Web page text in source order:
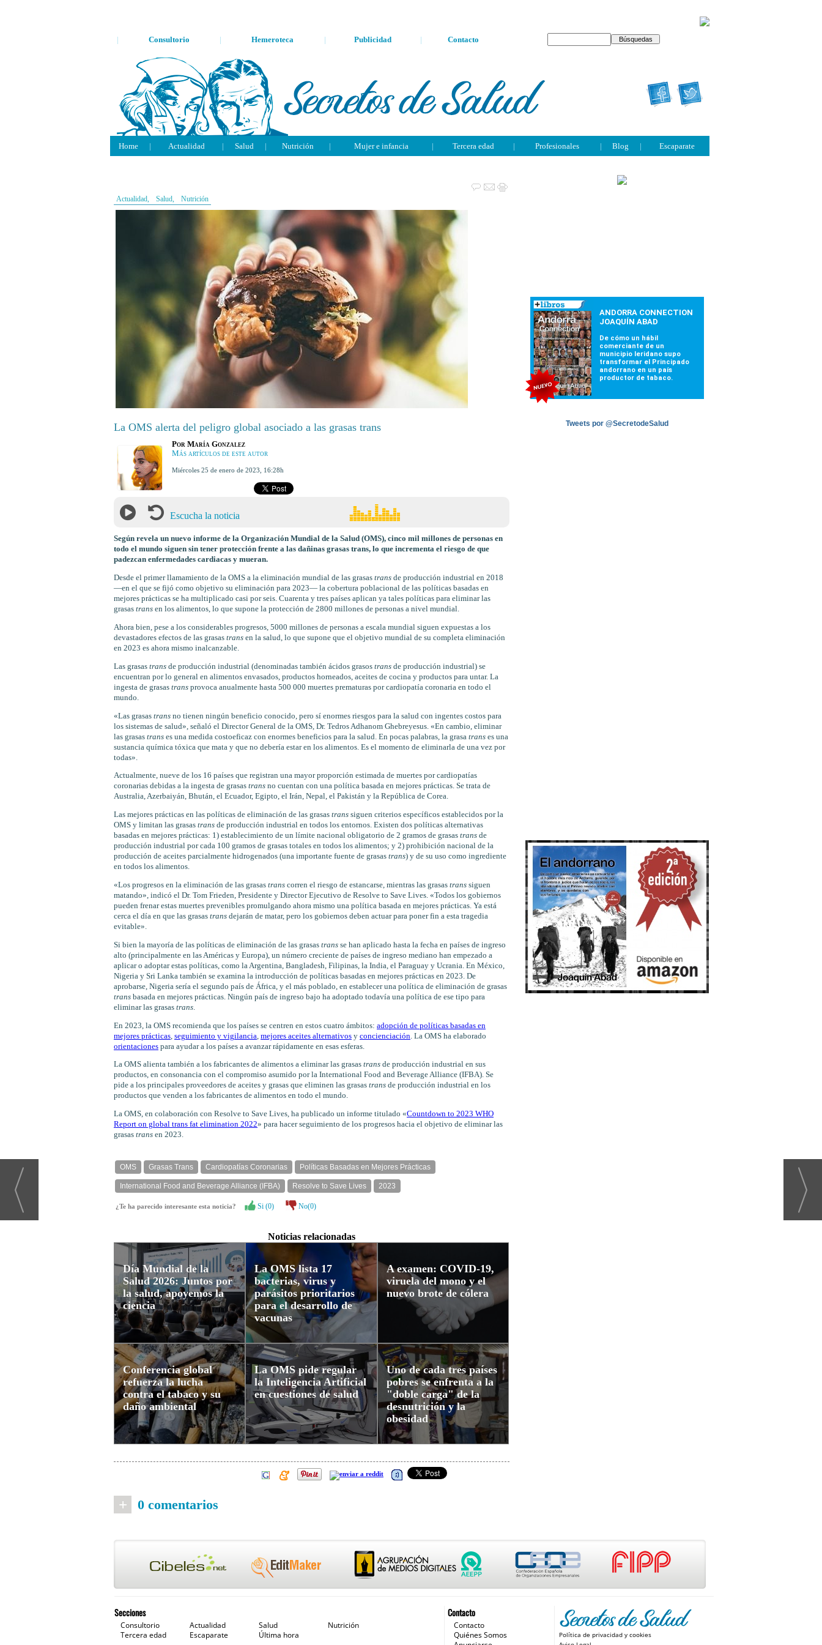
| Consultorio | Hemeroteca | Publicidad | Contacto
Home | Actualidad | Salud | Nutrición | Mujer e infancia | Tercera edad | Profesionales | Blog | Escaparate
Actualidad, Salud, Nutrición
La OMS alerta del peligro global asociado a las grasas trans
PorMaría Gonzalez
Más artículos de este autor
miércoles 25 de enero de 2023 16:28h
Escucha la noticia
Según revela un nuevo informe de la Organización Mundial de la Salud (OMS), cinco mil millones de personas en
todo el mundo siguen sin tener protección frente a las dañinas grasas trans, lo que incrementa el riesgo de que
padezcan enfermedades cardiacas y mueran.
Desde el primer llamamiento de la OMS a la eliminación mundial de las grasas trans de producción industrial en 2018
—en el que se fijó como objetivo su eliminación para 2023— la cobertura poblacional de las políticas basadas en
mejores prácticas se ha multiplicado casi por seis. Cuarenta y tres países aplican ya tales políticas para eliminar las
grasas trans en los alimentos, lo que supone la protección de 2800 millones de personas a nivel mundial.
Ahora bien, pese a los considerables progresos, 5000 millones de personas a escala mundial siguen expuestas a los
devastadores efectos de las grasas trans en la salud, lo que supone que el objetivo mundial de su completa eliminación
en 2023 es ahora mismo inalcanzable.
Las grasas trans de producción industrial (denominadas también ácidos grasos trans de producción industrial) se
encuentran por lo general en alimentos envasados, productos horneados, aceites de cocina y productos para untar. La
ingesta de grasas trans provoca anualmente hasta 500 000 muertes prematuras por cardiopatía coronaria en todo el
mundo.
«Las grasas trans no tienen ningún beneficio conocido, pero sí enormes riesgos para la salud con ingentes costos para
los sistemas de salud», señaló el Director General de la OMS, Dr. Tedros Adhanom Ghebreyesus. «En cambio, eliminar
las grasas trans es una medida costoeficaz con enormes beneficios para la salud. En pocas palabras, la grasa trans es una
sustancia química tóxica que mata y que no debería estar en los alimentos. Es el momento de eliminarla de una vez por
todas».
Actualmente, nueve de los 16 países que registran una mayor proporción estimada de muertes por cardiopatías
coronarias debidas a la ingesta de grasas trans no cuentan con una política basada en mejores prácticas. Se trata de
Australia, Azerbaiyán, Bhután, el Ecuador, Egipto, el Irán, Nepal, el Pakistán y la República de Corea.
Las mejores prácticas en las políticas de eliminación de las grasas trans siguen criterios específicos establecidos por la
OMS y limitan las grasas trans de producción industrial en todos los entornos. Existen dos políticas alternativas
basadas en mejores prácticas: 1) establecimiento de un límite nacional obligatorio de 2 gramos de grasas trans de
producción industrial por cada 100 gramos de grasas totales en todos los alimentos; y 2) prohibición nacional de la
producción de aceites parcialmente hidrogenados (una importante fuente de grasas trans) y de su uso como ingrediente
en todos los alimentos.
«Los progresos en la eliminación de las grasas trans corren el riesgo de estancarse, mientras las grasas trans siguen
matando», indicó el Dr. Tom Frieden, Presidente y Director Ejecutivo de Resolve to Save Lives. «Todos los gobiernos
pueden frenar estas muertes prevenibles promulgando ahora mismo una política basada en mejores prácticas. Ya está
cerca el día en que las grasas trans dejarán de matar, pero los gobiernos deben actuar para poner fin a esta tragedia
evitable».
Si bien la mayoría de las políticas de eliminación de las grasas trans se han aplicado hasta la fecha en países de ingreso
alto (principalmente en las Américas y Europa), un número creciente de países de ingreso mediano han empezado a
aplicar o adoptar estas políticas, como la Argentina, Bangladesh, Filipinas, la India, el Paraguay y Ucrania. En México,
Nigeria y Sri Lanka también se examina la introducción de políticas basadas en mejores prácticas en 2023. De
aprobarse, Nigeria sería el segundo país de África, y el más poblado, en establecer una política de eliminación de grasas
trans basada en mejores prácticas. Ningún país de ingreso bajo ha adoptado todavía una política de ese tipo para
eliminar las grasas trans
En 2023, la OMS recomienda que los países se centren en estos cuatro ámbitos: adopción de políticas basadas en
mejores prácticas seguimiento y vigilancia mejores aceites alternativos y concienciación . La OMS ha elaborado
orientaciones para ayudar a los países a avanzar rápidamente en esas esferas.
La OMS alienta también a los fabricantes de alimentos a eliminar las grasas trans de producción industrial en sus
productos, en consonancia con el compromiso asumido por la International Food and Beverage Alliance (IFBA). Se
pide a los principales proveedores de aceites y grasas que eliminen las grasas trans de producción industrial en los
productos que venden a los fabricantes de alimentos en todo el mundo.
La OMS, en colaboración con Resolve to Save Lives, ha publicado un informe titulado «Countdown to 2023 WHO
Report on global trans fat elimination 2022» para hacer seguimiento de los progresos hacia el objetivo de eliminar las
grasas trans en 2023.
OMS Grasas Trans Cardiopatías Coronarias Políticas Basadas en Mejores Prácticas
International Food and Beverage Alliance (IFBA) Resolve to Save Lives 2023
¿Te ha parecido interesante esta noticia? Si (0) No(0)
Noticias relacionadas
Día Mundial de la
Salud 2026: Juntos por
la salud, apoyemos la
ciencia
Conferencia global
refuerza la lucha
contra el tabaco y su
daño ambiental
La OMS lista 17
bacterias, virus y
parásitos prioritarios
para el desarrollo de
vacunas
La OMS pide regular
la Inteligencia Artificial
en cuestiones de salud
A examen: COVID-19,
viruela del mono y el
nuevo brote de cólera
Uno de cada tres países
pobres se enfrenta a la
"doble carga" de la
desnutrición y la
obesidad
+ 0 comentarios
Tweets por @SecretodeSalud
Contacto
Contacto
Quiénes Somos
Política de privacidad y cookies
Secciones
Consultorio Actualidad Salud
Nutrición
Tercera edad
Escaparate Última hora